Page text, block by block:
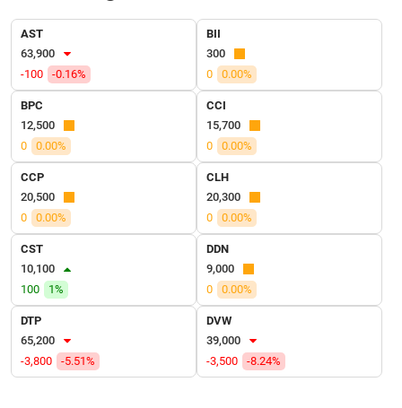
AST
63,900
-100
-0.16%
BII
300
0
0.00%
BPC
12,500
0
0.00%
CCI
15,700
0
0.00%
CCP
20,500
0
0.00%
CLH
20,300
0
0.00%
CST
10,100
100
1%
DDN
9,000
0
0.00%
DTP
65,200
-3,800
-5.51%
DVW
39,000
-3,500
-8.24%
SỨC
KHỎE
TÀI
CHÍNH
CÔNG
THÔNG
TIN